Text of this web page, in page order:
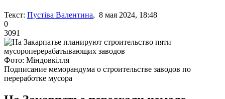
Текст: Пустіва Валентина, 8 мая 2024, 18:48
0
3091
Фото: Міндовкілля
Подписание меморандума о строительстве заводов по
переработке мусора